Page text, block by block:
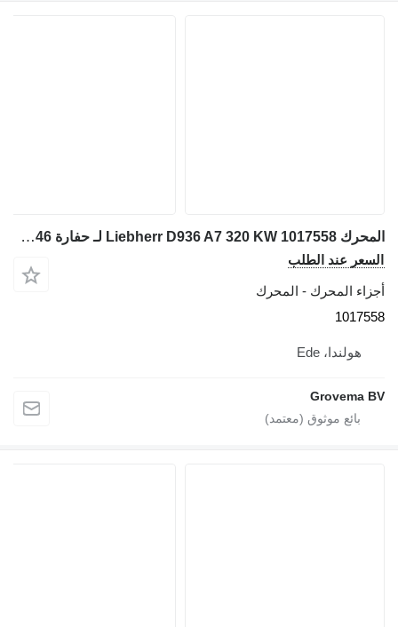
المحرك Liebherr D936 A7 320 KW 1017558 لـ حفارة Liebherr R946 LC / R946 NLC / R946 S-HD / R946
- المحرك